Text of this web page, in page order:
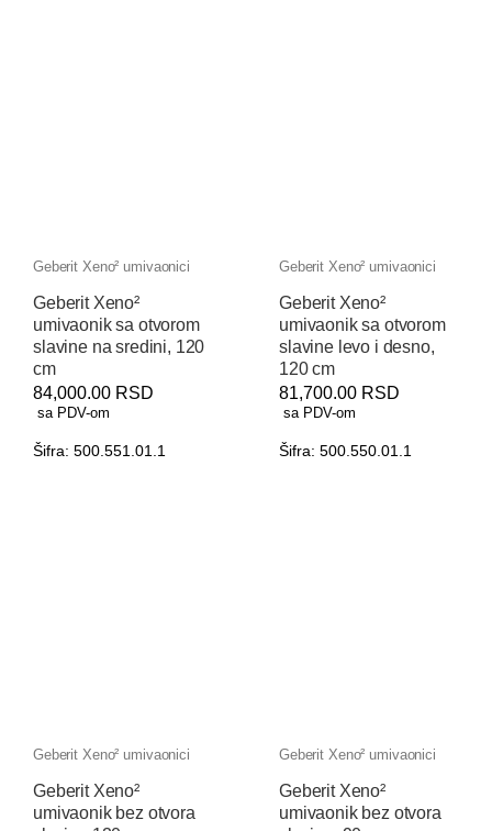
Geberit Xeno² umivaonici
Geberit Xeno²
umivaonik sa otvorom
slavine na sredini, 120
cm
84,000.00 RSD
sa PDV-om
Šifra: 500.551.01.1
Geberit Xeno² umivaonici
Geberit Xeno²
umivaonik sa otvorom
slavine levo i desno,
120 cm
81,700.00 RSD
sa PDV-om
Šifra: 500.550.01.1
Geberit Xeno² umivaonici
Geberit Xeno²
umivaonik bez otvora
Geberit Xeno² umivaonici
Geberit Xeno²
umivaonik bez otvora